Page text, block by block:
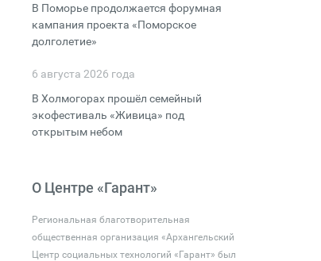
В Поморье продолжается форумная
кампания проекта «Поморское
долголетие»
6 августа 2026 года
В Холмогорах прошёл семейный
экофестиваль «Живица» под
открытым небом
О Центре «Гарант»
Региональная благотворительная
общественная организация «Архангельский
Центр социальных технологий «Гарант» был